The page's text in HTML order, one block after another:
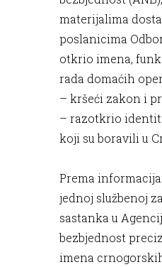
materijalima
poslanicima
otkrio imena,
rada domaćih
– kršeći zakon i
– razotkrio
koji su boravili u
Prema
jednoj službenoj
sastanka u
bezbjednost
imena